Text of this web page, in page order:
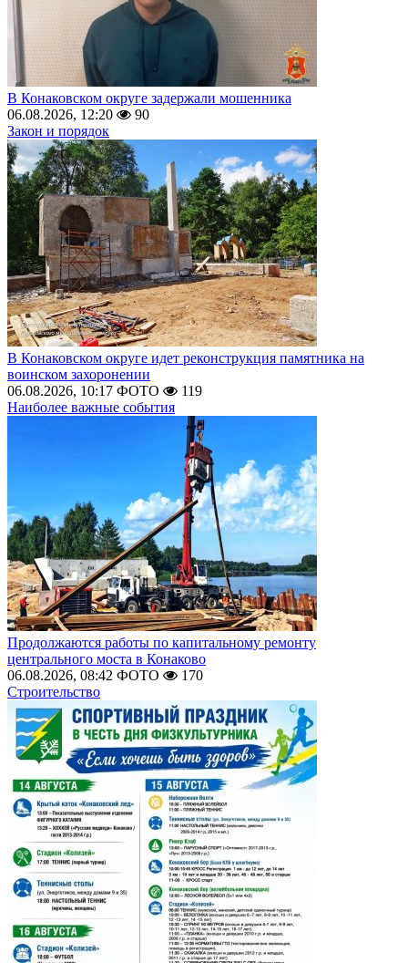
В Конаковском округе задержали мошенника
06.08.2026, 12:20
90
Закон и порядок
В Конаковском округе идет реконструкция памятника на
воинском захоронении
06.08.2026, 10:17 ФОТО
119
Наиболее важные события
Продолжаются работы по капитальному ремонту
центрального моста в Конаково
06.08.2026, 08:42 ФОТО
170
Строительство